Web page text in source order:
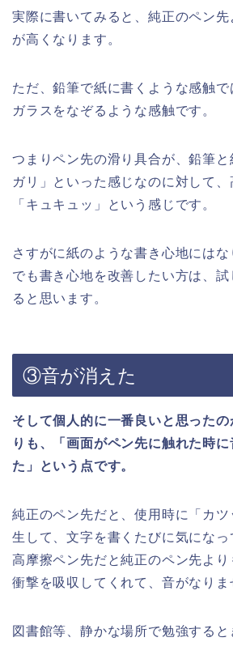
実際に書いてみると、純正のペン
が高くなります。
ただ、鉛筆で紙に書くような感触
ガラスをなぞるような感触です。
つまりペン先の滑り具合が、鉛筆と
ガリ」といった感じなのに対して
「キュキュッ」という感じです。
さすがに紙のような書き心地には
でも書き心地を改善したい方は、
ると思います。
③音が消えた
そして個人的に一番良いと思ったの
りも、「画面がペン先に触れた時
た」という点です。
純正のペン先だと、使用時に「カ
生して、文字を書くたびに気になっ
高摩擦ペン先だと純正のペン先より
衝撃を吸収してくれて、音がなりま
図書館等、静かな場所で勉強する